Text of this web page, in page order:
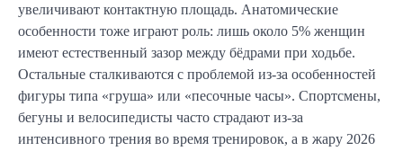
увеличивают контактную площадь. Анатомические
особенности тоже играют роль: лишь около 5% женщин
имеют естественный зазор между бёдрами при ходьбе.
Остальные сталкиваются с проблемой из-за особенностей
фигуры типа «груша» или «песочные часы». Спортсмены,
бегуны и велосипедисты часто страдают из-за
интенсивного трения во время тренировок, а в жару 2026